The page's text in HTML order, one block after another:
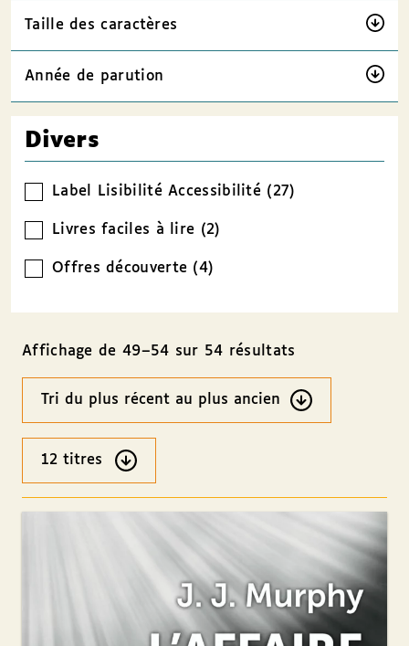
Taille des caractères
Année de parution
Divers
Label Lisibilité Accessibilité (27)
Livres faciles à lire (2)
Offres découverte (4)
Affichage de 49–54 sur 54 résultats
Ordre